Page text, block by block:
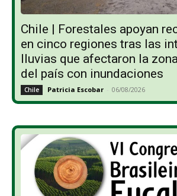
Chile | Forestales apoyan
en cinco regiones tras las
lluvias que afectaron la
del país con inundaciones
Chile Patricia Escobar - 06/08/2026